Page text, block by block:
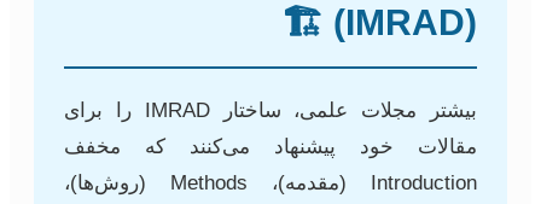
(IMRAD) 🏗️
بیشتر مجلات علمی، ساختار IMRAD را برای
مقالات خود پیشنهاد می‌کنند که مخفف
Introduction (مقدمه)، Methods (روش‌ها)،